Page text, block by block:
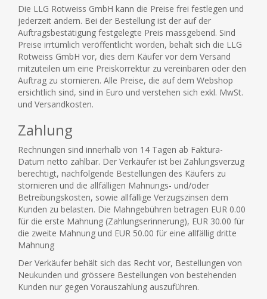
Die LLG Rotweiss GmbH kann die Preise frei festlegen und
jederzeit ändern. Bei der Bestellung ist der auf der
Auftragsbestätigung festgelegte Preis massgebend. Sind
Preise irrtümlich veröffentlicht worden, behält sich die LLG
Rotweiss GmbH vor, dies dem Käufer vor dem Versand
mitzuteilen um eine Preiskorrektur zu vereinbaren oder den
Auftrag zu stornieren. Alle Preise, die auf dem Webshop
ersichtlich sind, sind in Euro und verstehen sich exkl. MwSt.
und Versandkosten.
Zahlung
Rechnungen sind innerhalb von 14 Tagen ab Faktura-
Datum netto zahlbar. Der Verkäufer ist bei Zahlungsverzug
berechtigt, nachfolgende Bestellungen des Käufers zu
stornieren und die allfälligen Mahnungs- und/oder
Betreibungskosten, sowie allfällige Verzugszinsen dem
Kunden zu belasten. Die Mahngebühren betragen EUR 0.00
für die erste Mahnung (Zahlungserinnerung), EUR 30.00 für
die zweite Mahnung und EUR 50.00 für eine allfällig dritte
Mahnung
Der Verkäufer behält sich das Recht vor, Bestellungen von
Neukunden und grössere Bestellungen von bestehenden
Kunden nur gegen Vorauszahlung auszuführen.